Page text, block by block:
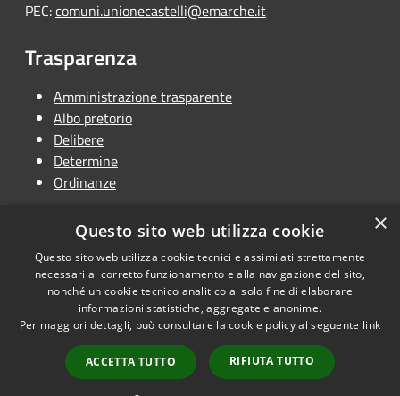
PEC:comuni.unionecastelli@emarche.it
Trasparenza
Amministrazione trasparente
Albo pretorio
Delibere
Determine
Ordinanze
RSS
Accessibilità
Cookie
Mappa del sito
Dichiarazione di
Copyright © 2026 • Unione
Terra dei Castelli • Powered by
Municipium•Accesso
redazione
×
Questo sito web utilizza cookie
Questo sito web utilizza cookie tecnici e assimilati strettamente
necessari al corretto funzionamento e alla navigazione del sito,
nonché un cookie tecnico analitico al solo fine di elaborare
informazioni statistiche, aggregate e anonime.
Per maggiori dettagli, può consultare la cookie policy al seguente link
ACCETTA TUTTO RIFIUTA TUTTO